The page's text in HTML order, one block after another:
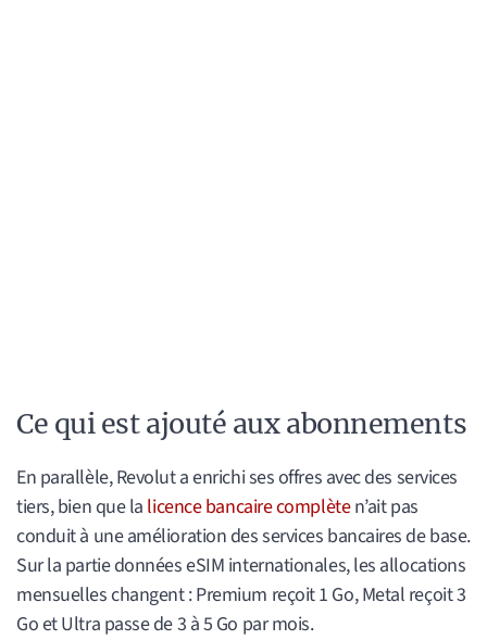
Ce qui est ajouté aux abonnements
En parallèle, Revolut a enrichi ses offres avec des services
tiers, bien que la licence bancaire complèten’ait pas
conduit à une amélioration des services bancaires de base.
Sur la partie données eSIM internationales, les allocations
mensuelles changent : Premium reçoit 1 Go, Metal reçoit 3
Go et Ultra passe de 3 à 5 Go par mois.